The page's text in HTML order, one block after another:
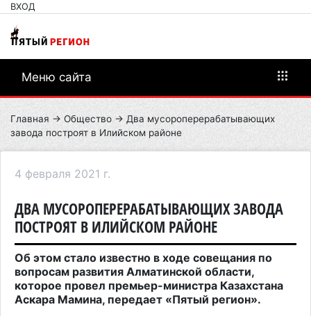
ВХОД
Меню сайта
Главная → Общество → Два мусороперерабатывающих
завода построят в Илийском районе
4 февраля 2021 г.
ДВА МУСОРОПЕРЕРАБАТЫВАЮЩИХ ЗАВОДА
ПОСТРОЯТ В ИЛИЙСКОМ РАЙОНЕ
Об этом стало известно в ходе совещания по
вопросам развития Алматинской области,
которое провел премьер-министра Казахстана
Аскара Мамина, передает «Пятый регион».